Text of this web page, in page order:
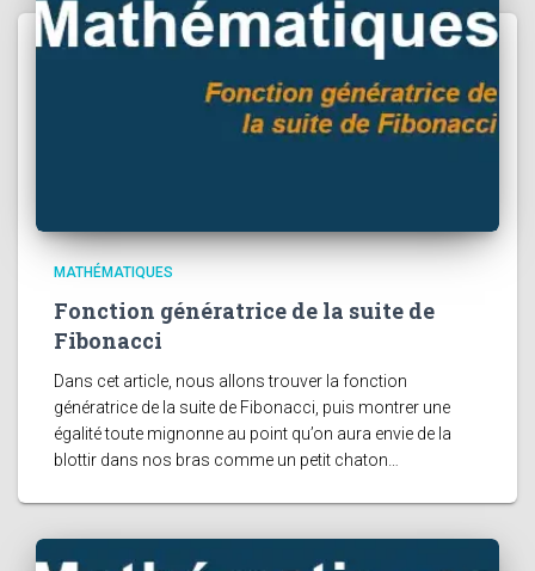
MATHÉMATIQUES
Fonction génératrice de la suite de
Fibonacci
Dans cet article, nous allons trouver la fonction
génératrice de la suite de Fibonacci, puis montrer une
égalité toute mignonne au point qu’on aura envie de la
blottir dans nos bras comme un petit chaton…